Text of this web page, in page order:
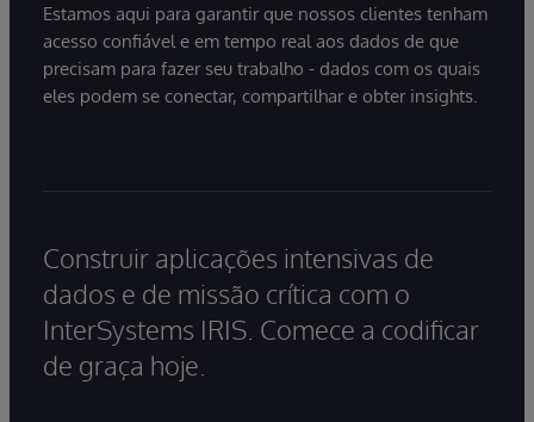
Estamos aqui para garantir que nossos clientes tenham
acesso confiável e em tempo real aos dados de que
precisam para fazer seu trabalho - dados com os quais
eles podem se conectar, compartilhar e obter insights.
Construir aplicações intensivas de
dados e de missão crítica com o
InterSystems IRIS. Comece a codificar
de graça hoje.